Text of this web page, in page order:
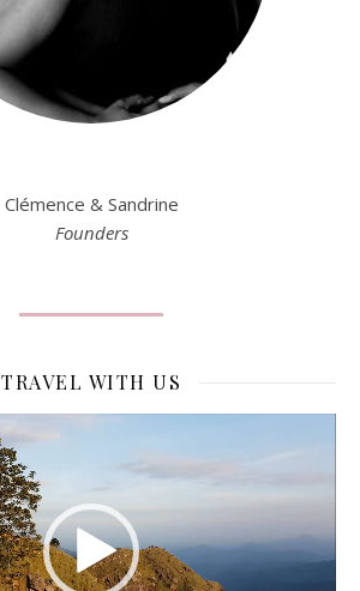
Clémence & Sandrine
Founders
TRAVEL WITH US